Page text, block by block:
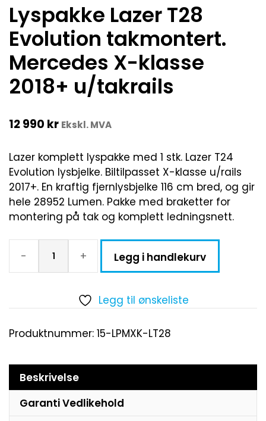
Lyspakke Lazer T28
Evolution takmontert.
Mercedes X-klasse
2018+ u/takrails
12 990 kr Ekskl. MVA
Lazer komplett lyspakke med 1 stk. Lazer T24
Evolution lysbjelke. Biltilpasset X-klasse u/rails
2017+. En kraftig fjernlysbjelke 116 cm bred, og gir
hele 28952 Lumen. Pakke med braketter for
montering på tak og komplett ledningsnett.
- + Legg i handlekurv
Legg til ønskeliste
Produktnummer: 15-LPMXK-LT28
Beskrivelse
Garanti Vedlikehold